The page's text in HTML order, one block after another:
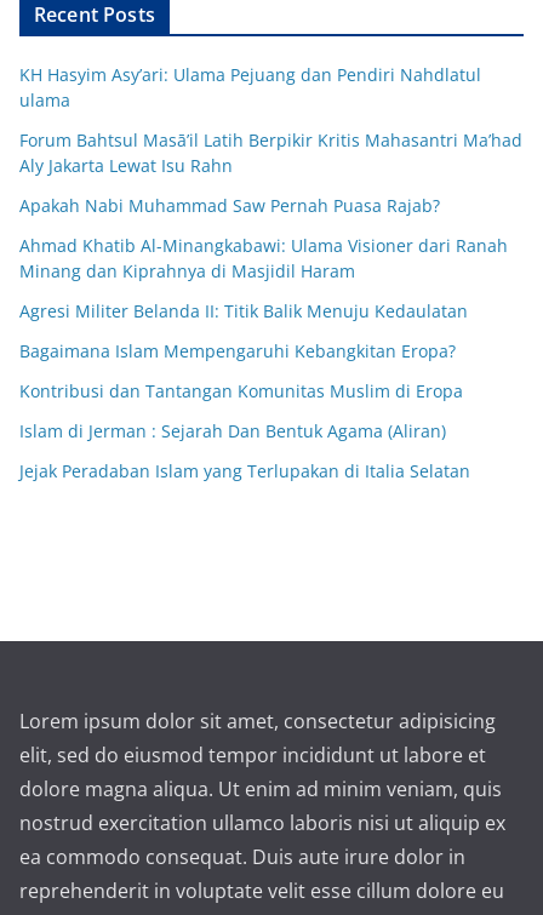
Recent Posts
KH Hasyim Asy’ari: Ulama Pejuang dan Pendiri Nahdlatul
ulama
Forum Bahtsul Masā’il Latih Berpikir Kritis Mahasantri Ma’had
Aly Jakarta Lewat Isu Rahn
Apakah Nabi Muhammad Saw Pernah Puasa Rajab?
Ahmad Khatib Al-Minangkabawi: Ulama Visioner dari Ranah
Minang dan Kiprahnya di Masjidil Haram
Agresi Militer Belanda II: Titik Balik Menuju Kedaulatan
Bagaimana Islam Mempengaruhi Kebangkitan Eropa?
Kontribusi dan Tantangan Komunitas Muslim di Eropa
Islam di Jerman : Sejarah Dan Bentuk Agama (Aliran)
Jejak Peradaban Islam yang Terlupakan di Italia Selatan
Lorem ipsum dolor sit amet, consectetur adipisicing
elit, sed do eiusmod tempor incididunt ut labore et
dolore magna aliqua. Ut enim ad minim veniam, quis
nostrud exercitation ullamco laboris nisi ut aliquip ex
ea commodo consequat. Duis aute irure dolor in
reprehenderit in voluptate velit esse cillum dolore eu